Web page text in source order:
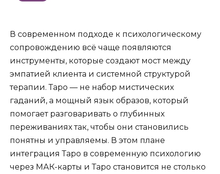
В современном подходе к психологическому
сопровождению всё чаще появляются
инструменты, которые создают мост между
эмпатией клиента и системной структурой
терапии. Таро — не набор мистических
гаданий, а мощный язык образов, который
помогает разговаривать о глубинных
переживаниях так, чтобы они становились
понятны и управляемы. В этом плане
интеграция Таро в современную психологию
через МАК-карты и Таро становится не столько